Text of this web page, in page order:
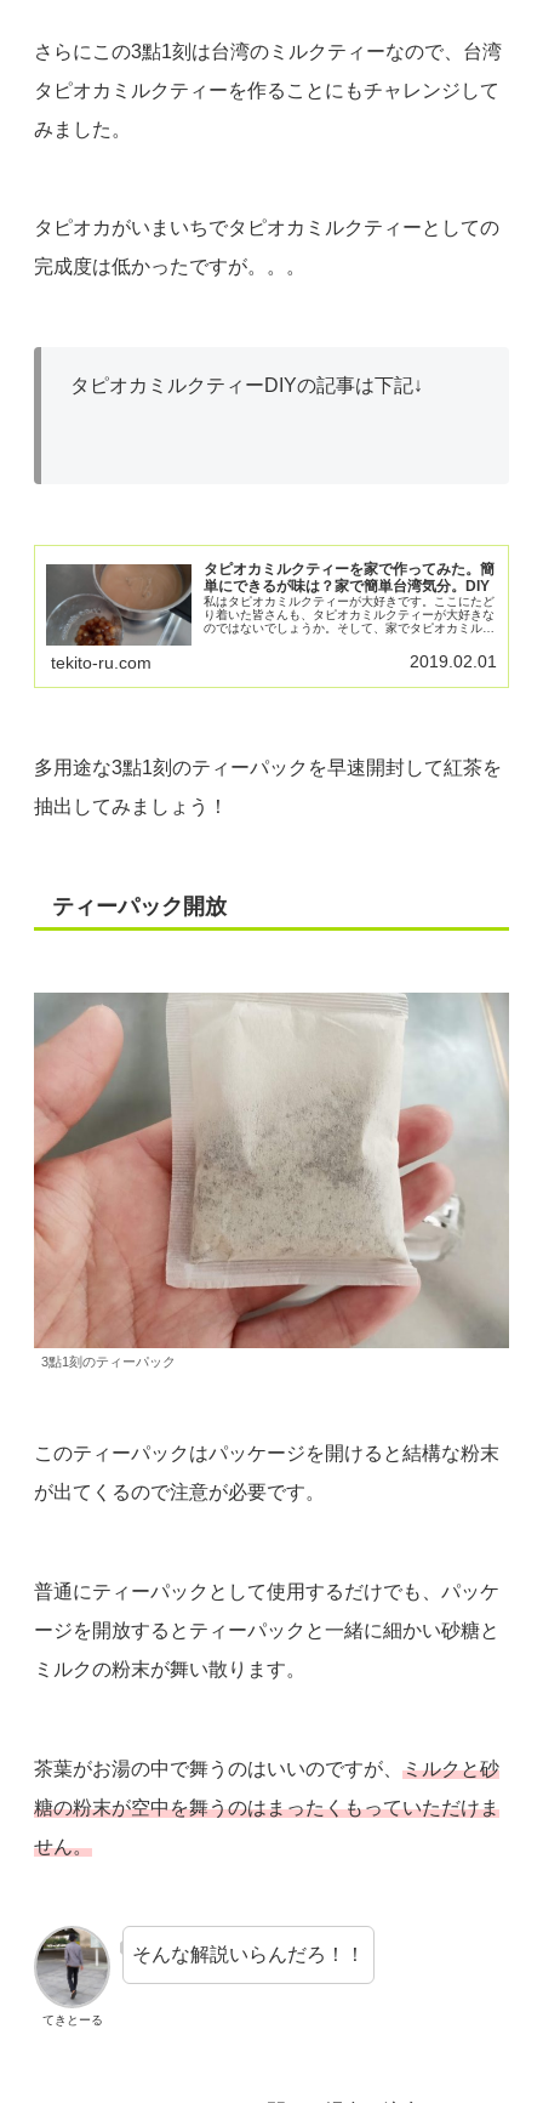
さらにこの3點1刻は台湾のミルクティーなので、台湾
タピオカミルクティーを作ることにもチャレンジして
みました。
タピオカがいまいちでタピオカミルクティーとしての
完成度は低かったですが。。。
タピオカミルクティーDIYの記事は下記↓
タピオカミルクティーを家で作ってみた。簡
単にできるが味は？家で簡単台湾気分。DIY
私はタピオカミルクティーが大好きです。ここにたど
り着いた皆さんも、タピオカミルクティーが大好きな
のではないでしょうか。そして、家でタピオカミルク
せんか？私は家でタピオカミルクティーを味わいたい
tekito-ru.com 2019.02.01
多用途な3點1刻のティーパックを早速開封して紅茶を
抽出してみましょう！
ティーパック開放
3點1刻のティーパック
このティーパックはパッケージを開けると結構な粉末
が出てくるので注意が必要です。
普通にティーパックとして使用するだけでも、パッケ
ージを開放するとティーパックと一緒に細かい砂糖と
ミルクの粉末が舞い散ります。
茶葉がお湯の中で舞うのはいいのですが、ミルクと砂
糖の粉末が空中を舞うのはまったくもっていただけま
せん。
てきとーる
そんな解説いらんだろ！！